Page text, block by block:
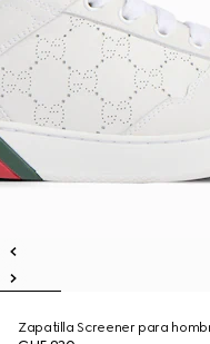
Zapatilla Screener para